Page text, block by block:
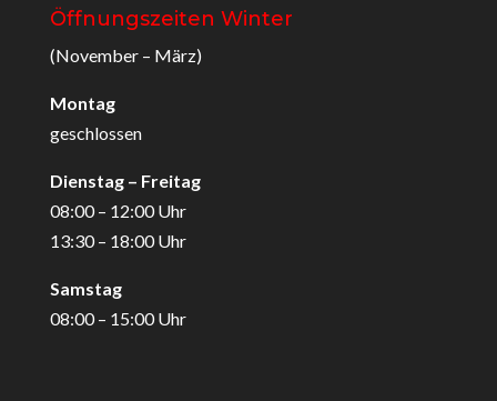
Öffnungszeiten Winter
(November – März)
Montag
geschlossen
Dienstag – Freitag
08:00 – 12:00 Uhr
13:30 – 18:00 Uhr
Samstag
08:00 – 15:00 Uhr